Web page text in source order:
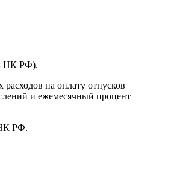
- НК РФ).
на оплату отпусков
и ежемесячный процент
НК РФ.